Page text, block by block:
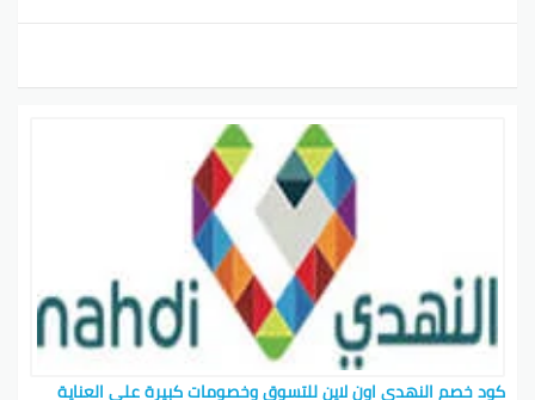
كود خصم النهدي اون لاين للتسوق وخصومات كبيرة على العناية